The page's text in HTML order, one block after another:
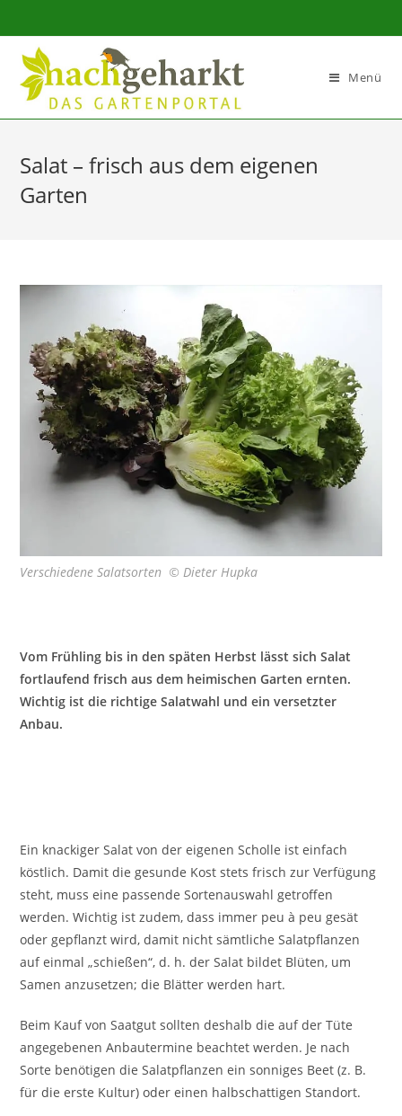
Sidebar-
Inhalt
Menü
Salat – frisch aus dem eigenen
Garten
Verschiedene Salatsorten © Dieter Hupka
Vom Frühling bis in den späten Herbst lässt sich Salat
fortlaufend frisch aus dem heimischen Garten ernten.
Wichtig ist die richtige Salatwahl und ein versetzter
Anbau.
Ein knackiger Salat von der eigenen Scholle ist einfach
köstlich. Damit die gesunde Kost stets frisch zur Verfügung
steht, muss eine passende Sortenauswahl getroffen
werden. Wichtig ist zudem, dass immer peu à peu gesät
oder gepflanzt wird, damit nicht sämtliche Salatpflanzen
auf einmal „schießen“, d. h. der Salat bildet Blüten, um
Samen anzusetzen; die Blätter werden hart.
Beim Kauf von Saatgut sollten deshalb die auf der Tüte
angegebenen Anbautermine beachtet werden. Je nach
Sorte benötigen die Salatpflanzen ein sonniges Beet (z. B.
für die erste Kultur) oder einen halbschattigen Standort.